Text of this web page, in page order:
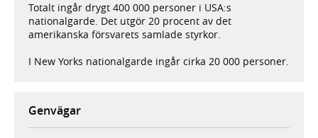
Totalt ingår drygt 400 000 personer i USA:s
nationalgarde. Det utgör 20 procent av det
amerikanska försvarets samlade styrkor.
I New Yorks nationalgarde ingår cirka 20 000 personer.
Genvägar